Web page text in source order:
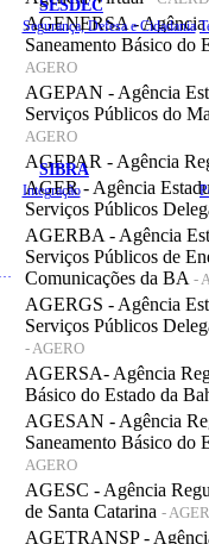
SESDEC
Segurança, Defesa e Cidadania
SIBRA
Integração
AGENERSA - Agência
Saneamento Básico do
AGERO
AGEPAN - Agência
Serviços Públicos do
AGERO
AGEPAR - Agência
AGER - Agência
Serviços Públicos
AGERBA - Agência
Serviços Públicos de
Comunicações da BA -
AGERGS - Agência
Serviços Públicos
- AGERO
AGERSA- Agência
Básico do Estado da
AGESAN - Agência
Saneamento Básico do
AGERO
AGESC - Agência
de Santa Catarina -
AGETRANSP -